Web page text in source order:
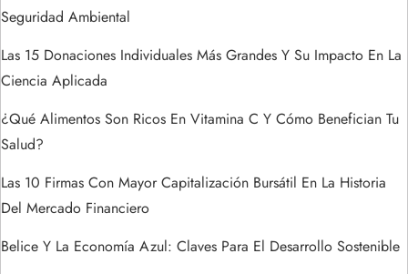
n
t
r
a
d
a
Seguridad Ambiental
Las 15 Donaciones Individuales Más Grandes Y Su Impacto En La
Ciencia Aplicada
¿Qué Alimentos Son Ricos En Vitamina C Y Cómo Benefician Tu
Salud?
Las 10 Firmas Con Mayor Capitalización Bursátil En La Historia
Del Mercado Financiero
Belice Y La Economía Azul: Claves Para El Desarrollo Sostenible